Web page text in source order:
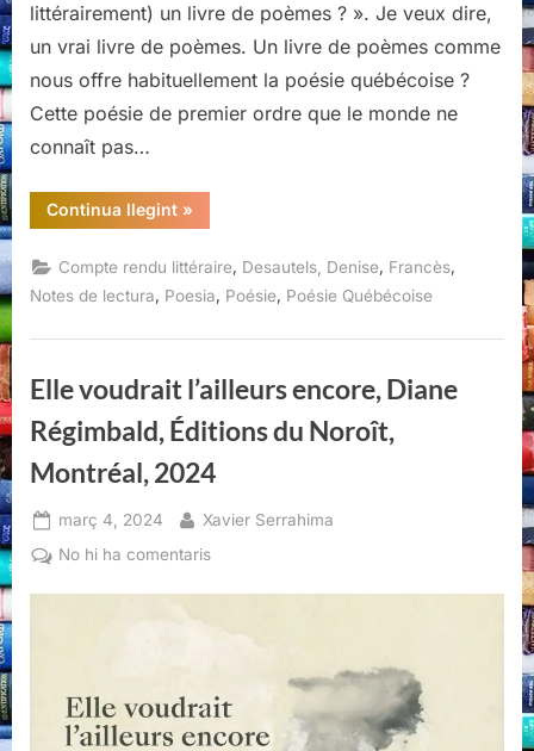
littérairement) un livre de poèmes ? ». Je veux dire,
un vrai livre de poèmes. Un livre de poèmes comme
nous offre habituellement la poésie québécoise ?
Cette poésie de premier ordre que le monde ne
connaît pas…
Continua llegint“Disparaître,
Denise
Éditions
Noroît,
Montréal,
L’herbe
tremble,
»
Compte rendu littéraire, Desautels, Denise, Francès,
Notes de lectura
Poesia Poésie Poésie Québécoise
Elle voudrait l’ailleurs encore, Diane
Régimbald, Éditions du Noroît,
Montréal, 2024
Posted
on
març 4, 2024 By
Xavier Serrahima
No hi ha comentarisa
Régimbald,
Éditions